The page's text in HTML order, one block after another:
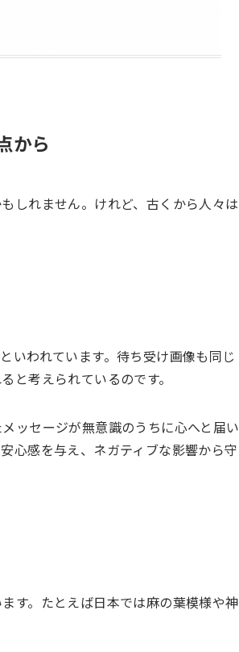
から
しれません。けれど、古くから人々は
いわれています。待ち受け画像も同じ
と考えられているのです。
ッセージが無意識のうちに心へと届い
心感を与え、ネガティブな影響から守
す。たとえば日本では麻の葉模様や神